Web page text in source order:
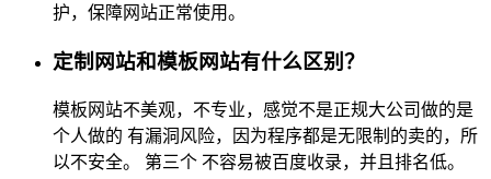
护，保障网站正常使用。
定制网站和模板网站有什么区别？
模板网站不美观，不专业，感觉不是正规大公司做的是
个人做的 有漏洞风险，因为程序都是无限制的卖的，所
以不安全。 第三个 不容易被百度收录，并且排名低。